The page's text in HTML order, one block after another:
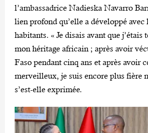
l’ambassadrice Nadieska Navarro
lien profond qu’elle a développé avec
habitants. « Je disais avant que j’étais
mon héritage africain ; après avoir
Faso pendant cinq ans et après avoir
merveilleux, je suis encore plus fière
s’est-elle exprimée.